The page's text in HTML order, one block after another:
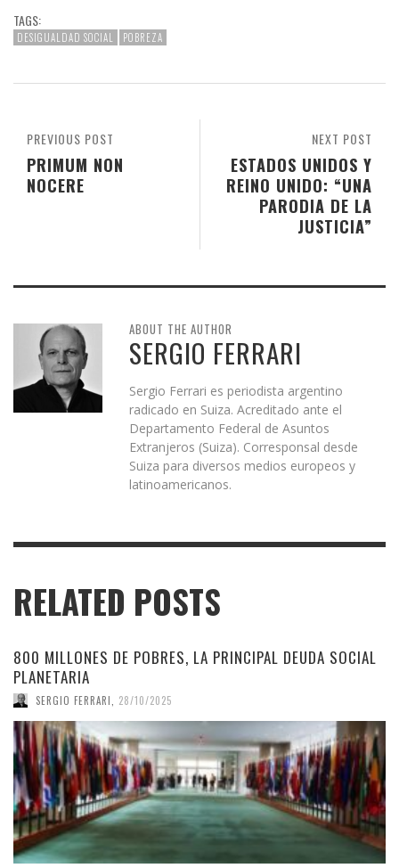
TAGS:
DESIGUALDAD SOCIAL POBREZA
NEXT POST
ESTADOS UNIDOS Y
REINO UNIDO: “UNA
PARODIA DE LA
JUSTICIA”
PREVIOUS POST
PRIMUM NON
NOCERE
ABOUT THE AUTHOR
SERGIO FERRARI
Sergio Ferrari es periodista argentino
radicado en Suiza. Acreditado ante el
Departamento Federal de Asuntos
Extranjeros (Suiza). Corresponsal desde
Suiza para diversos medios europeos y
latinoamericanos.
RELATED POSTS
800 MILLONES DE POBRES, LA PRINCIPAL DEUDA SOCIAL
PLANETARIA
SERGIO FERRARI 28/10/2025